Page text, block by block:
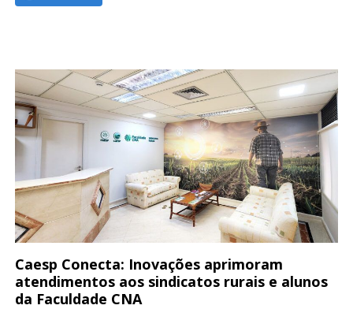
Caesp Conecta: Inovações aprimoram
atendimentos aos sindicatos rurais e alunos
da Faculdade CNA